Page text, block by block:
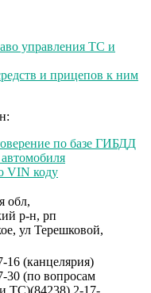
управления ТС и
и прицепов к ним
по базе ГИБДД
VIN коду
обл,
р-н, рп
ул Терешковой,
16 (канцелярия)
30 (по вопросам
ТС)(84238) 2-17-